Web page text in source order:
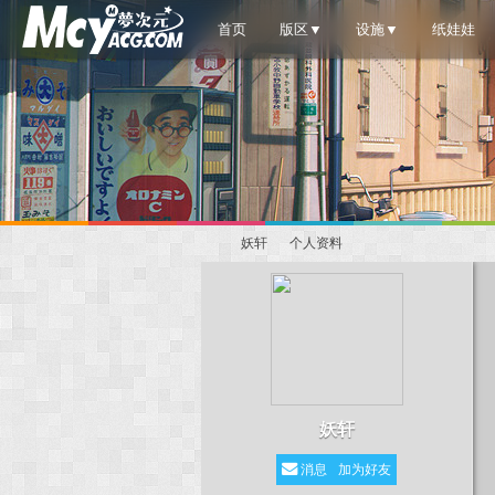
首页 版区▼ 设施▼ 纸娃娃
妖轩 个人资料
妖轩
消息 加为好友